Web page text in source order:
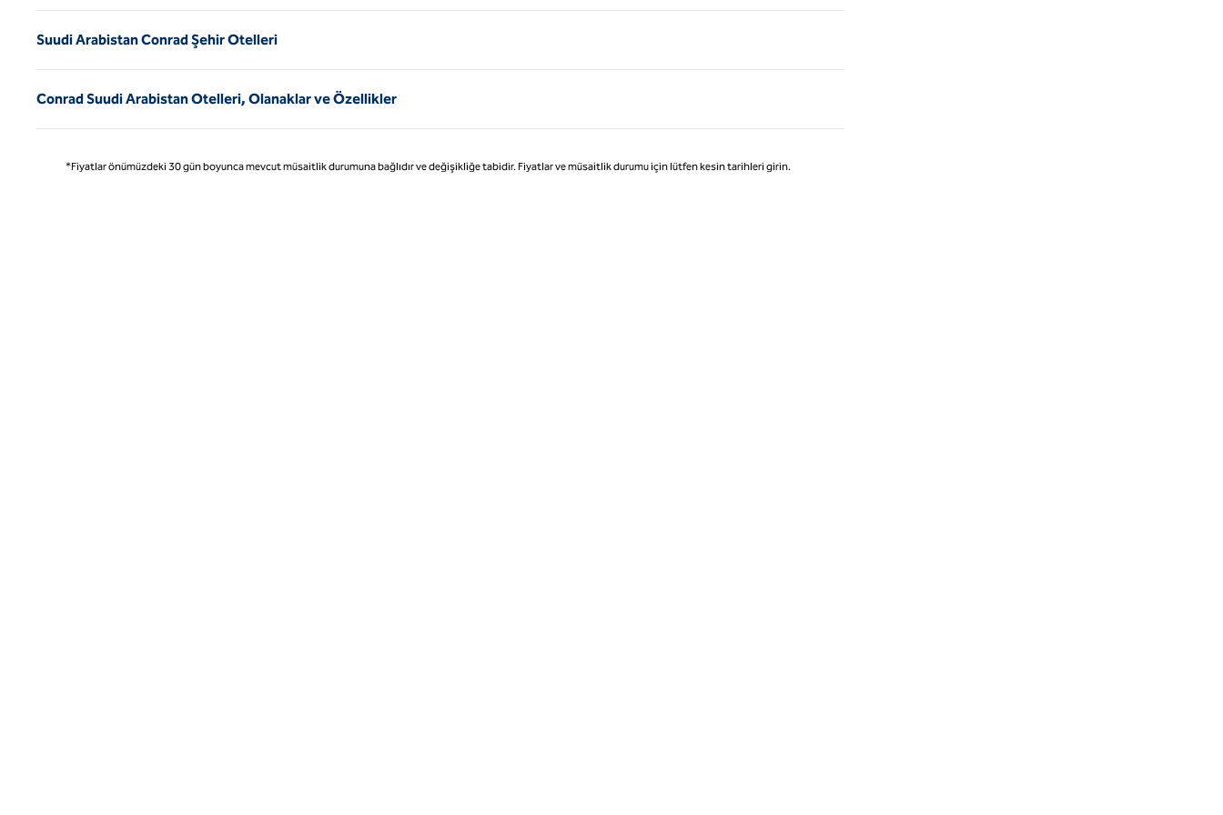
Suudi Arabistan Conrad Şehir Otelleri
Conrad Suudi Arabistan Otelleri, Olanaklar ve Özellikler
*Fiyatlar önümüzdeki 30 gün boyunca mevcut müsaitlik durumuna bağlıdır ve değişikliğe tabidir. Fiyatlar ve müsaitlik durumu için lütfen kesin tarihleri girin.